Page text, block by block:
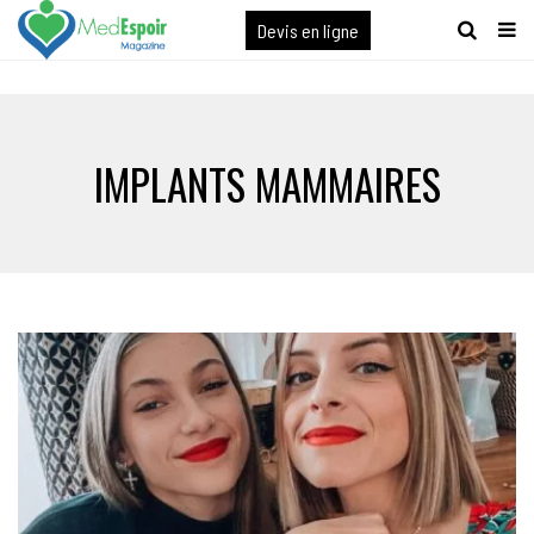
[maxbutton name="devis express"]
Devis en ligne
IMPLANTS MAMMAIRES